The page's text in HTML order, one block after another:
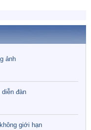
ảnh
đàn
giới hạn